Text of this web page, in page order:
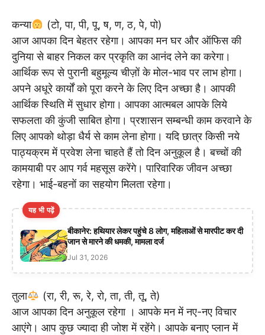
कन्या
(टो, पा, पी, पू, ष, ण, ठ, पे, पो)
आज आपका दिन बेहतर रहेगा। आपका मन घर और ऑफिस की
दुनिया से बाहर निकल कर प्रकृति का आनंद लेने का करेगा।
आर्थिक रूप से पुरानी बहुमूल्य चीज़ों के मोल-भाव पर लाभ होगा।
अपने अधूरे कार्यों को पूरा करने के लिए दिन अच्छा है। आपकी
आर्थिक स्थिति में सुधार होगा। आपका आत्मबल आपके लिये
सफलता की कुंजी साबित होगा। प्रशासन सम्बन्धी काम करवाने के
लिए आपको थोड़ा धैर्य से काम लेना होगा। यदि छात्र किसी नये
पाठ्यक्रम में प्रवेश लेना चाहते हैं तो दिन अनुकूल है। बच्चों की
कामयाबी पर आप गर्व महसूस करेंगे। पारिवारिक जीवन अच्छा
रहेगा। भाई-बहनों का सहयोग मिलता रहेगा।
यह भी पढ़ें
बीकानेर: हथियार लेकर पहुंचे 8 लोग, महिलाओं से मारपीट कर दी
जान से मारने की धमकी, मामला दर्ज
Jul 31, 2026
तुला
(रा, री, रू, रे, रो, ता, ती, तू, ते)
आज आपका दिन अनुकूल रहेगा । आपके मन में नए-नए विचार
आएंगे। आप कुछ ज्यादा ही जोश में रहेंगे। आपके बनाए प्लान में